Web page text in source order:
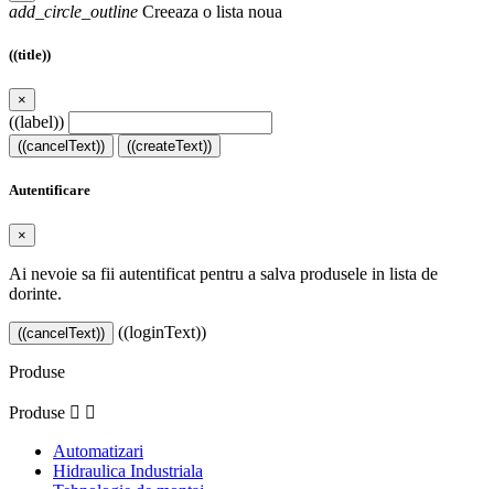
add_circle_outline Creeaza o lista noua
((title))
×
((label))
((cancelText)) ((createText))
Autentificare
×
Ai nevoie sa fii autentificat pentru a salva produsele in lista de
dorinte.
((cancelText)) ((loginText))
Produse
Produse  
Automatizari
Hidraulica Industriala